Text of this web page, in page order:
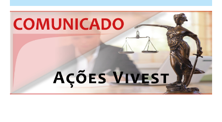
CONTEÚDO ESPECIAL
JORNAL DO ENGENHEIRO
AGENDA
SEESP NOTÍCIAS
NOTÍCIAS NO WHATSAPP